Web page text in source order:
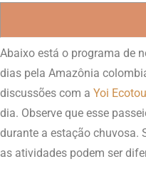
Abaixo está o programa de
dias pela Amazônia
discussões com a Yoi
dia. Observe que esse
durante a estação chuvosa.
as atividades podem ser